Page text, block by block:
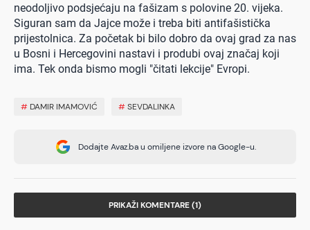
neodoljivo podsjećaju na fašizam s polovine 20. vijeka.
Siguran sam da Jajce može i treba biti antifašistička
prijestolnica. Za početak bi bilo dobro da ovaj grad za nas
u Bosni i Hercegovini nastavi i produbi ovaj značaj koji
ima. Tek onda bismo mogli "čitati lekcije" Evropi.
# DAMIR IMAMOVIĆ #SEVDALINKA
Dodajte Avaz.ba u omiljene izvore na Google-u.
PRIKAŽI KOMENTARE (1)